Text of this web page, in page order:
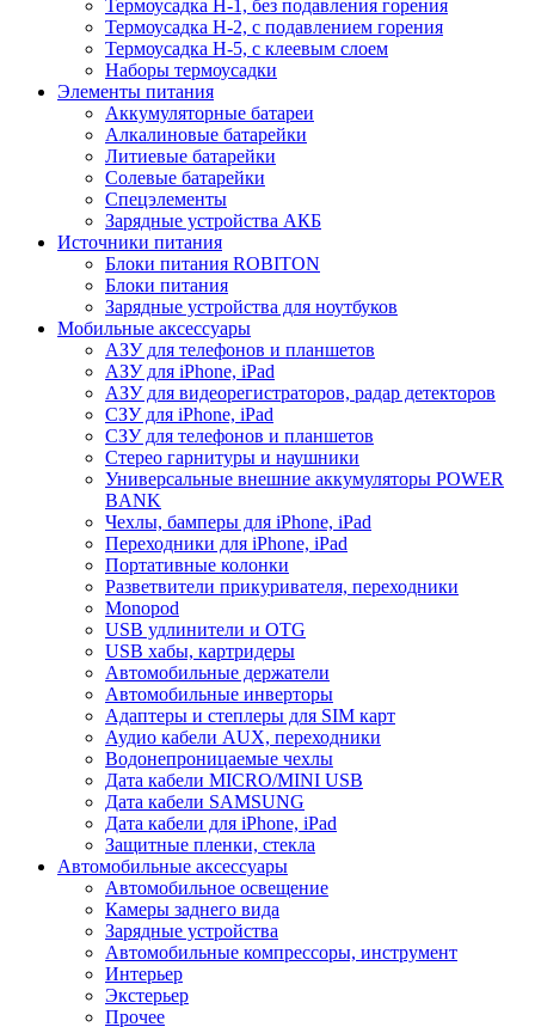
Термоусадка H-1, без подавления горения
Термоусадка H-2, с подавлением горения
Термоусадка H-5, с клеевым слоем
Наборы термоусадки
Элементы питания
Аккумуляторные батареи
Алкалиновые батарейки
Литиевые батарейки
Солевые батарейки
Спецэлементы
Зарядные устройства АКБ
Источники питания
Блоки питания ROBITON
Блоки питания
Зарядные устройства для ноутбуков
Мобильные аксессуары
АЗУ для телефонов и планшетов
АЗУ для iPhone, iPad
АЗУ для видеорегистраторов, радар детекторов
СЗУ для iPhone, iPad
СЗУ для телефонов и планшетов
Стерео гарнитуры и наушники
Универсальные внешние аккумуляторы POWER
BANK
Чехлы, бамперы для iPhone, iPad
Переходники для iPhone, iPad
Портативные колонки
Разветвители прикуривателя, переходники
Monopod
USB удлинители и OTG
USB хабы, картридеры
Автомобильные держатели
Автомобильные инверторы
Адаптеры и степлеры для SIM карт
Аудио кабели AUX, переходники
Водонепроницаемые чехлы
Дата кабели MICRO/MINI USB
Дата кабели SAMSUNG
Дата кабели для iPhone, iPad
Защитные пленки, стекла
Автомобильные аксессуары
Автомобильное освещение
Камеры заднего вида
Зарядные устройства
Автомобильные компрессоры, инструмент
Интерьер
Экстерьер
Прочее